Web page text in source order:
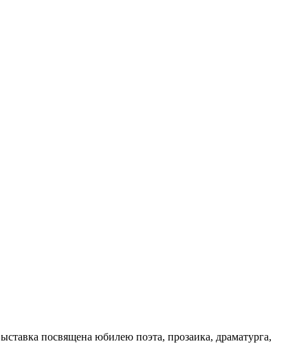
посвящена юбилею поэта, прозаика, драматурга,